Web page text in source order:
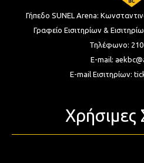
Γήπεδο SUNEL Arena:
Γραφείο Εισιτηρίων &
Τηλέφωνο:
E-mail:
E-mail Εισιτηρίων:
Χρήσιμες